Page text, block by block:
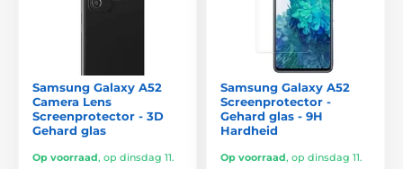
Samsung Galaxy A52
Camera Lens
Screenprotector - 3D
Gehard glas
Op voorraad, op dinsdag 11.
Samsung Galaxy A52
Screenprotector -
Gehard glas - 9H
Hardheid
Op voorraad, op dinsdag 11.